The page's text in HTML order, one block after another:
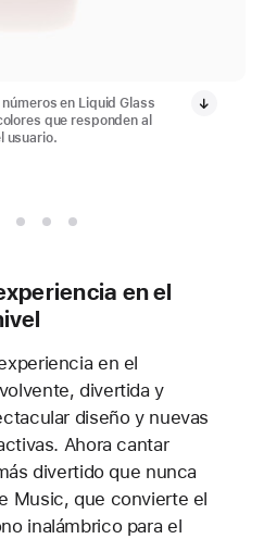
en Liquid Glass
que responden al
usuario.
en el
en el
divertida y
diseño y nuevas
Ahora cantar
divertido que nunca
Music, que convierte el
inalámbrico para el